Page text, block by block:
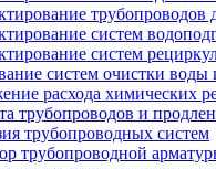
трубопроводов
систем
систем
систем очистки воды
расхода химических
трубопроводов и
трубопроводных систем
трубопроводной